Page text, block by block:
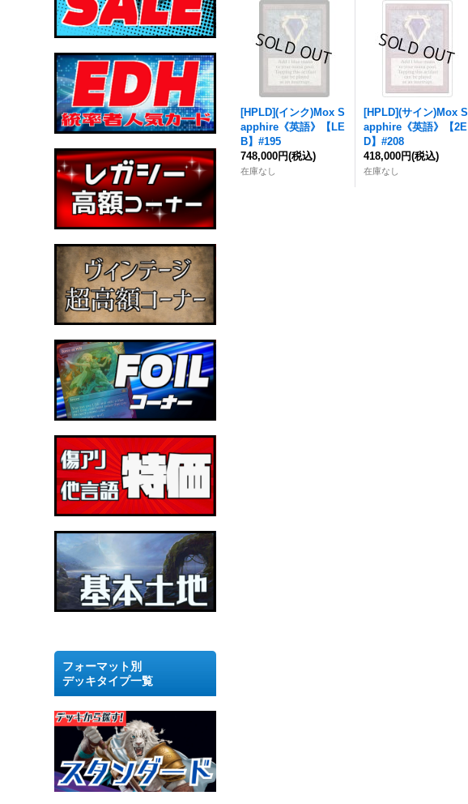
フォーマット別
デッキタイプ一覧
[HPLD](インク)Mox S
apphire 《英語》【LE
B】#195
748,000円(税込)
在庫なし
[HPLD](サイン)Mox S
apphire 《英語》【2E
D】#208
418,000円(税込)
在庫なし